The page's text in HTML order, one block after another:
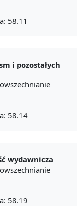
58.11
i pozostałych
58.14
wydawnicza
58.19